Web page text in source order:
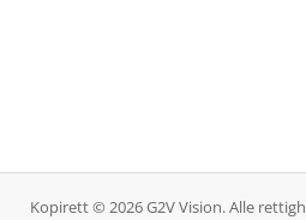
Kopirett © 2026 G2V Vision. Alle